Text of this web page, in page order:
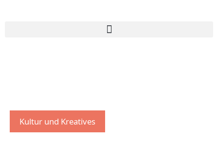
Kultur und Kreatives